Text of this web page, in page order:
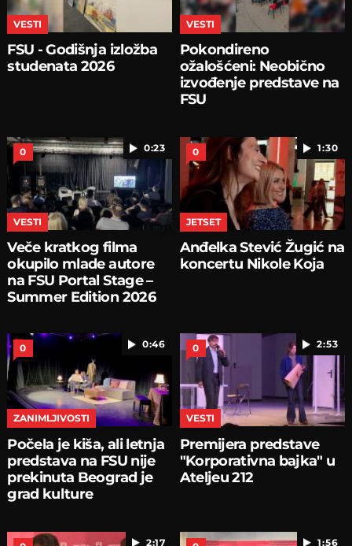
VESTI
FSU - Godišnja izložba
studenata 2026
VESTI
Pokondireno
ožalošćeni: Neobično
izvođenje predstave na
FSU
0:23
0
VESTI
Veče kratkog filma
okupilo mlade autore
na FSU Portal Stage –
Summer Edition 2026
1:30
0
JETSET
Anđelka Stević Žugić na
koncertu Nikole Koja
0:46
0
ZANIMLJIVOSTI
Počela je kiša, ali letnja
predstava na FSU nije
prekinuta Beograd je
grad kulture
2:53
0
VESTI
Premijera predstave
"Korporativna bajka" u
Ateljeu 212
2:17 1:56